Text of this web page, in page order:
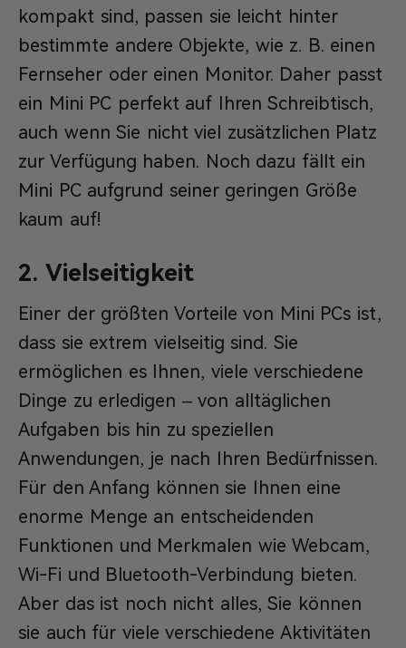
kompakt sind, passen sie leicht hinter
bestimmte andere Objekte, wie z. B. einen
Fernseher oder einen Monitor. Daher passt
ein Mini PC perfekt auf Ihren Schreibtisch,
auch wenn Sie nicht viel zusätzlichen Platz
zur Verfügung haben. Noch dazu fällt ein
Mini PC aufgrund seiner geringen Größe
kaum auf!
2. Vielseitigkeit
Einer der größten Vorteile von Mini PCs ist,
dass sie extrem vielseitig sind. Sie
ermöglichen es Ihnen, viele verschiedene
Dinge zu erledigen – von alltäglichen
Aufgaben bis hin zu speziellen
Anwendungen, je nach Ihren Bedürfnissen.
Für den Anfang können sie Ihnen eine
enorme Menge an entscheidenden
Funktionen und Merkmalen wie Webcam,
Wi-Fi und Bluetooth-Verbindung bieten.
Aber das ist noch nicht alles, Sie können
sie auch für viele verschiedene Aktivitäten